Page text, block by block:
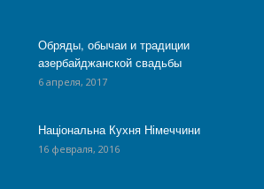
Обряды, обычаи и традиции
азербайджанской свадьбы
6 апреля, 2017
Національна Кухня Німеччини
16 февраля, 2016